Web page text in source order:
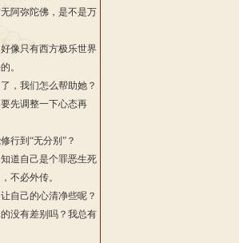
阿弥陀佛，是不是万
像只有西方极乐世界
。
，我们怎么帮助她？
先调整一下心态再
行到“无分别”？
道自己是个罪恶生死
不必外传。
自己的心清净些呢？
没有差别吗？我总有